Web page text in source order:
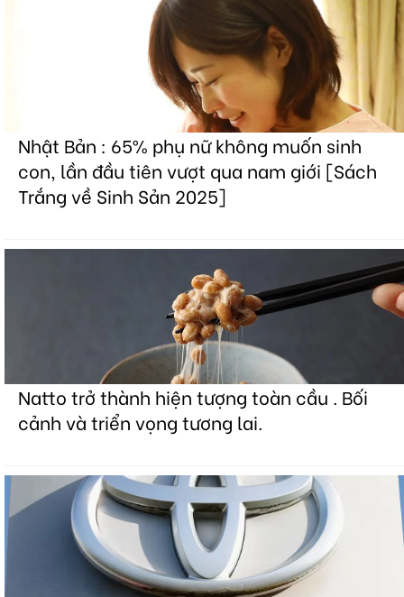
Nhật Bản : 65% phụ nữ không muốn sinh
con, lần đầu tiên vượt qua nam giới [Sách
Trắng về Sinh Sản 2025]
Natto trở thành hiện tượng toàn cầu . Bối
cảnh và triển vọng tương lai.